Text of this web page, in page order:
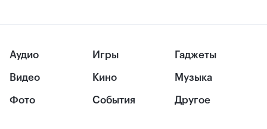
Аудио
Видео
Фото
Игры
Кино
События
Гаджеты
Музыка
Другое